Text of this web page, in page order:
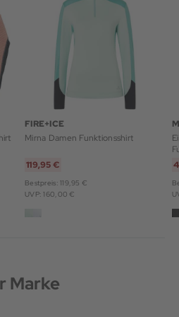
FIRE+ICE
Mirna Damen Funktionsshirt
119,95 €
Bestpreis: 119,95 €
UVP: 160,00 €
Marke